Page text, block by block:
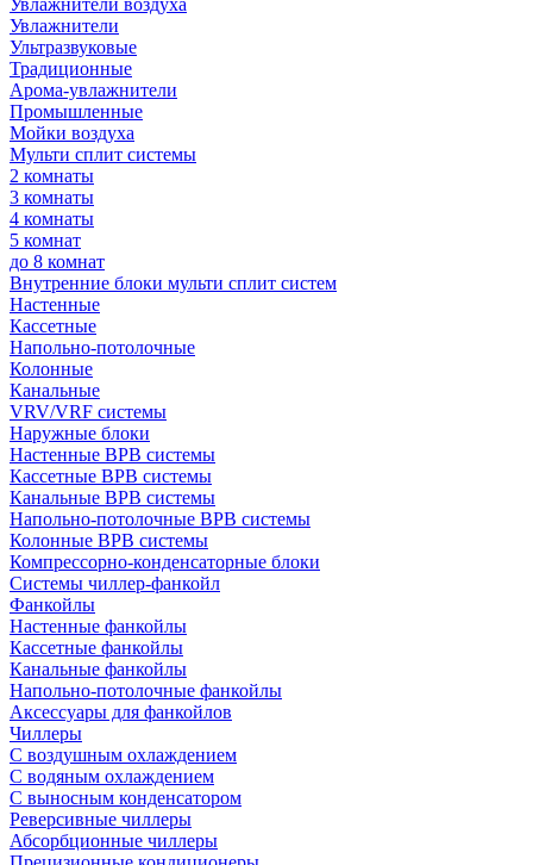
Увлажнители воздуха
Увлажнители
Ультразвуковые
Традиционные
Арома-увлажнители
Промышленные
Мойки воздуха
Мульти сплит системы
2 комнаты
3 комнаты
4 комнаты
5 комнат
до 8 комнат
Внутренние блоки мульти сплит систем
Настенные
Кассетные
Напольно-потолочные
Колонные
Канальные
VRV/VRF системы
Наружные блоки
Настенные ВРВ системы
Кассетные ВРВ системы
Канальные ВРВ системы
Напольно-потолочные ВРВ системы
Колонные ВРВ системы
Компрессорно-конденсаторные блоки
Системы чиллер-фанкойл
Фанкойлы
Настенные фанкойлы
Кассетные фанкойлы
Канальные фанкойлы
Напольно-потолочные фанкойлы
Аксессуары для фанкойлов
Чиллеры
С воздушным охлаждением
С водяным охлаждением
С выносным конденсатором
Реверсивные чиллеры
Абсорбционные чиллеры